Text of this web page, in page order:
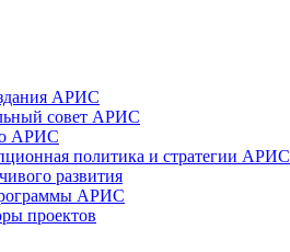
АРИС
совет АРИС
АРИС
политика и стратегии АРИС
развития
АРИС
проектов